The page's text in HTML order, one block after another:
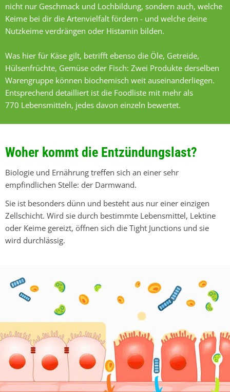
nicht nur Geschmack und Lochbildung, sondern auch, welche
Keime bei dir die Artenvielfalt fördern - und welche deine
Nutzkeime verdrängen oder Histamin bilden.
Was hier für Käse gilt, betrifft ebenso die Öle, Getreide,
Hülsenfrüchte, Gemüse oder Fisch: Zwei Produkte derselben
Warengruppe können biochemisch weit auseinanderliegen.
Entsprechend detailliert ist die Foodliste mit mehr als
770 Lebensmitteln, jedes davon einzeln bewertet.
Woher kommt die Entzündungslast?
Biologie und Ernährung treffen sich an einer sehr
empfindlichen Stelle: der Darmwand.
Sie ist besonders dünn und besteht aus nur einer einzigen
Zellschicht. Wird sie durch bestimmte Lebensmittel, Lektine
oder Keime gereizt, öffnen sich die Tight Junctions und sie
wird durchlässig.